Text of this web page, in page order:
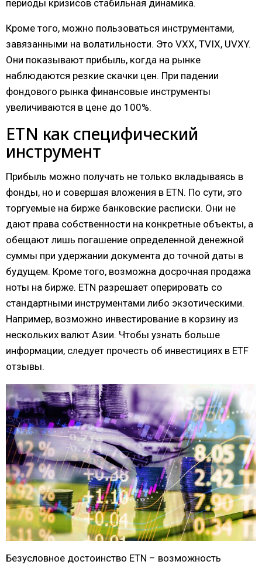
периоды кризисов стабильная динамика.
Кроме того, можно пользоваться инструментами,
завязанными на волатильности. Это VXX, TVIX, UVXY.
Они показывают прибыль, когда на рынке
наблюдаются резкие скачки цен. При падении
фондового рынка финансовые инструменты
увеличиваются в цене до 100%.
ETN как специфический
инструмент
Прибыль можно получать не только вкладываясь в
фонды, но и совершая вложения в ETN. По сути, это
торгуемые на бирже банковские расписки. Они не
дают права собственности на конкретные объекты, а
обещают лишь погашение определенной денежной
суммы при удержании документа до точной даты в
будущем. Кроме того, возможна досрочная продажа
ноты на бирже. ETN разрешает оперировать со
стандартными инструментами либо экзотическими.
Например, возможно инвестирование в корзину из
нескольких валют Азии. Чтобы узнать больше
информации, следует прочесть об инвестициях в ETF
отзывы.
Безусловное достоинство ETN – возможность